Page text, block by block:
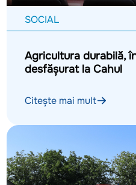
SOCIAL
Agricultura durabilă,
desfășurat la Cahul
Citește mai mult